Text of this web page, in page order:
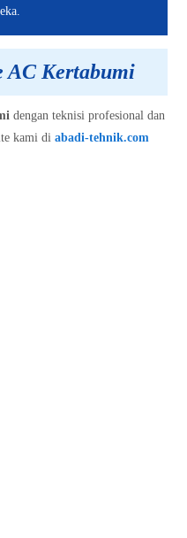
AC Kertabumi
dengan teknisi profesional dan
kami diabadi-tehnik.com